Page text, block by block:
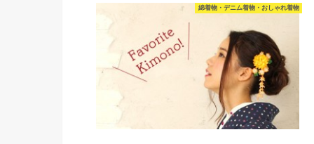
綿着物・デニム着物・おしゃれ着物